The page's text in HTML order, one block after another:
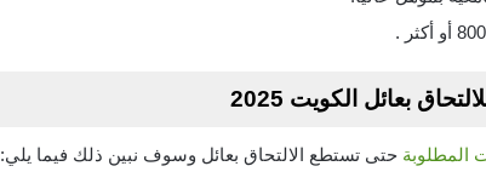
بعائل الكويت 2025
المطلوبة حتى تستطع الالتحاق بعائل وسوف نبين ذلك فيما يلي: